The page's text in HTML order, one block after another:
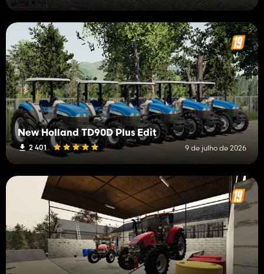
New Holland TD90D Plus Edit
2 401 9 de julho de 2026